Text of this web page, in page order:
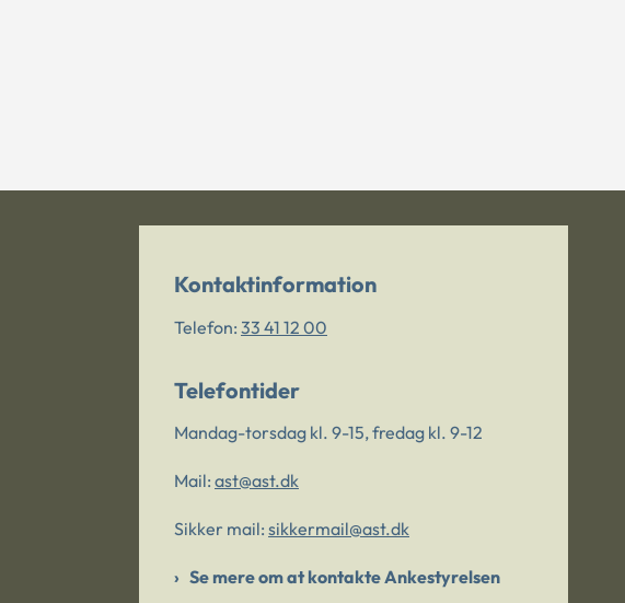
Kontaktinformation
Telefon: 33 41 12 00
Telefontider
Mandag-torsdag kl. 9-15, fredag kl. 9-12
Mail: ast@ast.dk
Sikker mail: sikkermail@ast.dk
Se mere om at kontakte Ankestyrelsen